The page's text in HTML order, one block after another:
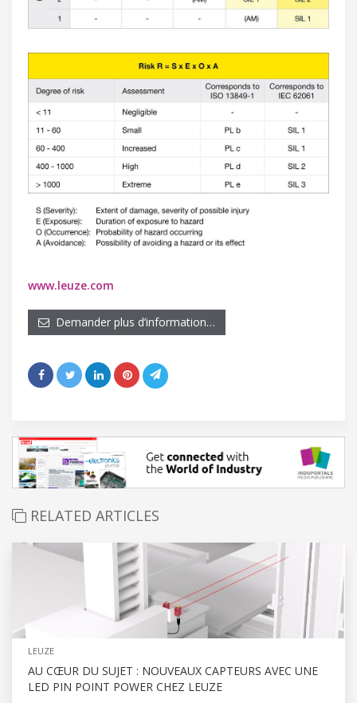
www.leuze.com
Demander plus d’information…
RELATED ARTICLES
LEUZE
AU CŒUR DU SUJET : NOUVEAUX CAPTEURS AVEC UNE
LED PIN POINT POWER CHEZ LEUZE